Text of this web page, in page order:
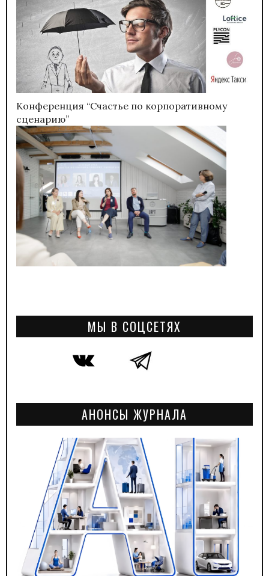
Конференция “Счастье по корпоративному
сценарию”
МЫ В СОЦСЕТЯХ
АНОНСЫ ЖУРНАЛА